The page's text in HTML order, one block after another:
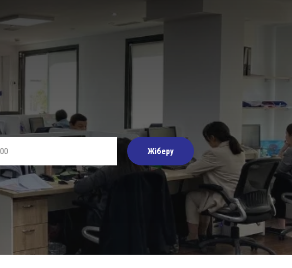
Жіберу